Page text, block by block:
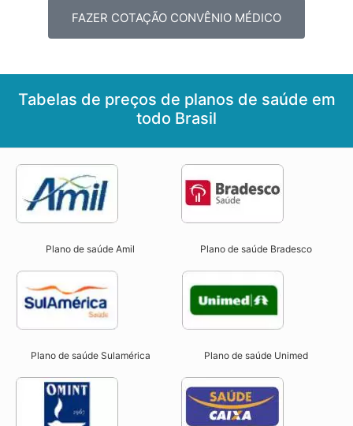
FAZER COTAÇÃO CONVÊNIO MÉDICO
Tabelas de preços de planos de saúde em
todo Brasil
Plano de saúde Amil Plano de saúde Bradesco
Plano de saúde Sulamérica Plano de saúde Unimed